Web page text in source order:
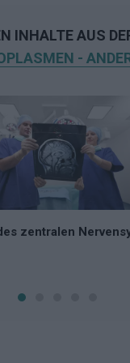
INHALTE AUS
-
zentralen